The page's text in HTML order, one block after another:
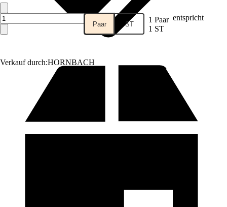
Verkauf durch:HORNBACH
Paar ST 1 Paar entspricht
1 ST